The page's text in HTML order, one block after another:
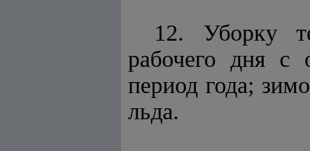
12. Уборку
рабочего дня с
период года;
льда.